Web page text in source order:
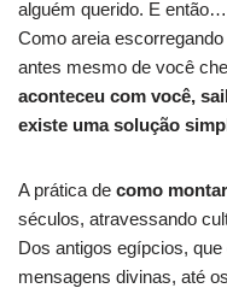
alguém querido. E
Como areia
antes mesmo de você
aconteceu com você,
existe uma solução
A prática de como
séculos, atravessando
Dos antigos egípcios,
mensagens divinas, até